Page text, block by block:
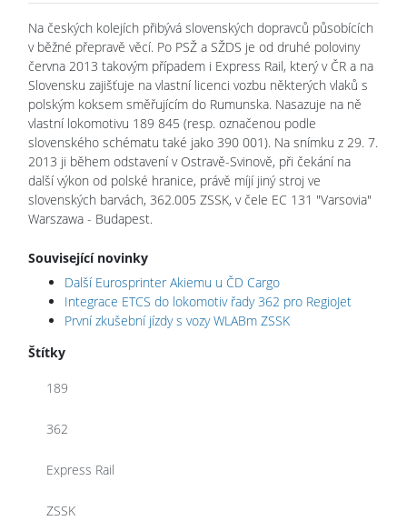
Na českých kolejích přibývá slovenských dopravců působících
v běžné přepravě věcí. Po PSŽ a SŽDS je od druhé poloviny
června 2013 takovým případem i Express Rail, který v ČR a na
Slovensku zajišťuje na vlastní licenci vozbu některých vlaků s
polským koksem směřujícím do Rumunska. Nasazuje na ně
vlastní lokomotivu 189 845 (resp. označenou podle
slovenského schématu také jako 390 001). Na snímku z 29. 7.
2013 ji během odstavení v Ostravě-Svinově, při čekání na
další výkon od polské hranice, právě míjí jiný stroj ve
slovenských barvách, 362.005 ZSSK, v čele EC 131 "Varsovia"
Warszawa - Budapest.
Související novinky
Další Eurosprinter Akiemu u ČD Cargo
Integrace ETCS do lokomotiv řady 362 pro RegioJet
První zkušební jízdy s vozy WLABm ZSSK
Štítky
189
362
Express Rail
ZSSK